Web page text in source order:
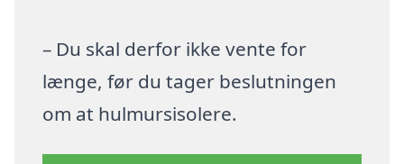
– Du skal derfor ikke vente for
længe, før du tager beslutningen
om at hulmursisolere.